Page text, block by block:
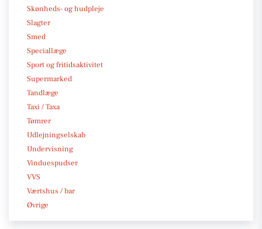
Skønheds- og hudpleje
Slagter
Smed
Speciallæge
Sport og fritidsaktivitet
Supermarked
Tandlæge
Taxi / Taxa
Tømrer
Udlejningselskab
Undervisning
Vinduespudser
VVS
Værtshus / bar
Øvrige